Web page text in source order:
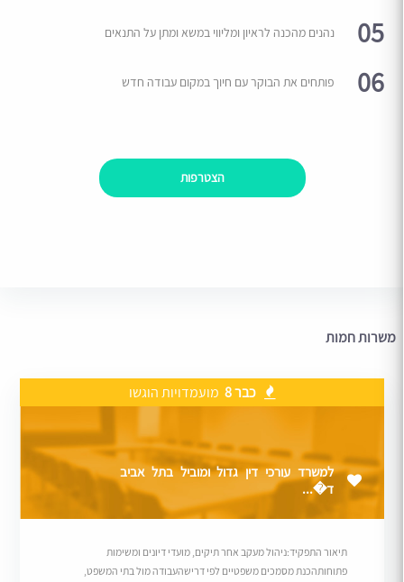
05 נהנים מהכנה לראיון ומליווי במשא ומתן על התנאים
06 פותחים את הבוקר עם חיוך במקום עבודה חדש
הצטרפות
משרות חמות
כבר 8 מועמדויות הוגשו
למשרד עורכי דין גדול ומוביל בתל אביב
ד�...
תיאור התפקיד:ניהול מעקב אחר תיקים, מועדי דיונים ומשימות
פתוחותהכנת מסמכים משפטיים לפי דרישהעבודה מול בתי המשפט,